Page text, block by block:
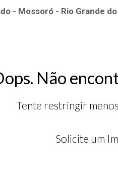
- Mossoró - Rio Grande
Não
Tente restringir
Solicite um